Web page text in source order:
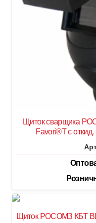
Щиток сварщика
Favori®T с
Щиток РОСОМЗ КБТ